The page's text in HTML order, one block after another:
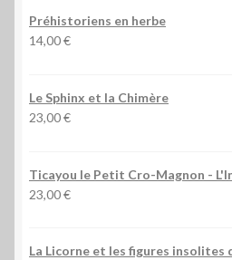
Préhistoriens en herbe
14,00€
Le Sphinx et la Chimère
23,00€
Ticayou le Petit Cro-Magnon -
23,00€
La Licorne et les figures insolites